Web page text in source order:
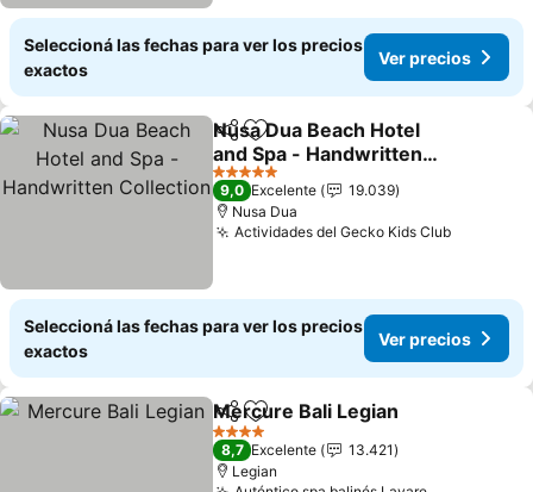
Seleccioná las fechas para ver los precios
exactos
Ver precios
CompartirAñadir a favoritos
Nusa Dua Beach Hotel
and Spa - Handwritten
Collection
Ver precios
5 Estrellas
9,0 Excelente
19.039
Nusa Dua
Actividades del Gecko Kids ClubVer
Seleccioná las fechas para ver los precios
exactos
Ver precios
CompartirAñadir a favoritos
Mercure Bali Legian
4 Estrellas
8,7 Excelente
13.421
Legian